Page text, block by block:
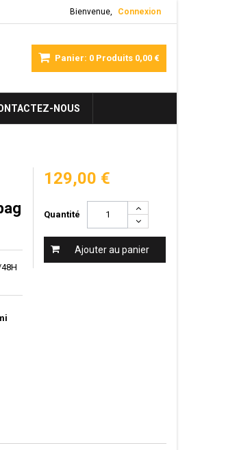
Bienvenue, Connexion
Panier: 0 Produits 0,00 €
NOUS
129,00 €
Quantité
Ajouter au panier